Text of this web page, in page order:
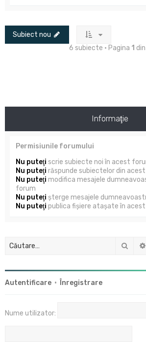
Subiect nou
6 subiecte • Pagina 1 din
Informaţie
Permisiunile forumului
Nu puteţi scrie subiecte noi în acest
Nu puteţi răspunde subiectelor din
Nu puteţi modifica mesajele
forum
Nu puteţi şterge mesajele
Nu puteţi publica fişiere ataşate în
Autentificare • Înregistrare
Nume utilizator: